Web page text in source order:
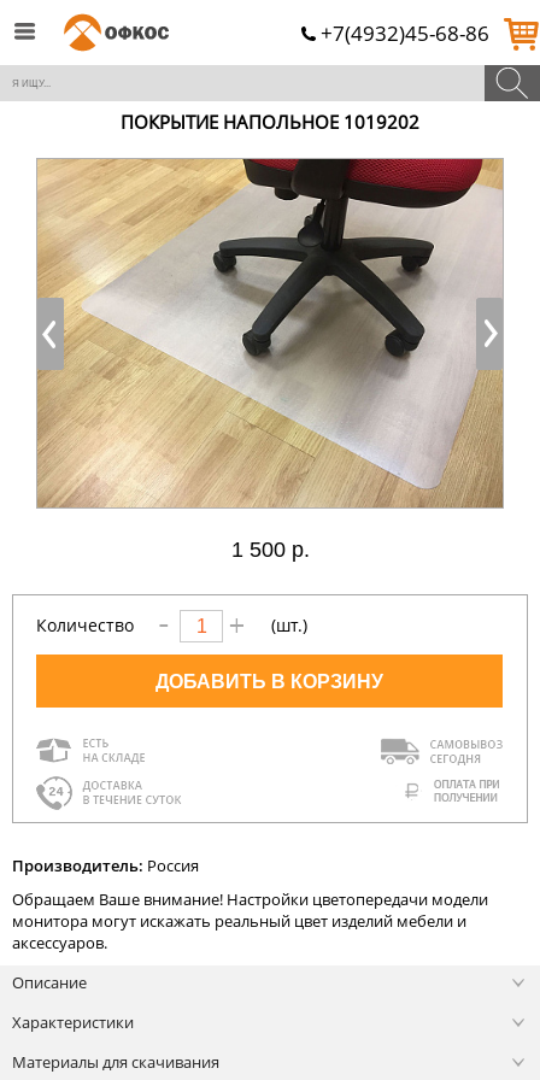
+7(4932)45-68-86
ПОКРЫТИЕ НАПОЛЬНОЕ 1019202
1500 р.
Количество (шт.)
ДОБАВИТЬ В КОРЗИНУ
Производитель: Россия
Обращаем Ваше внимание! Настройки цветопередачи модели
монитора могут искажать реальный цвет изделий мебели и
аксессуаров.
Описание
Характеристики
Материалы для скачивания